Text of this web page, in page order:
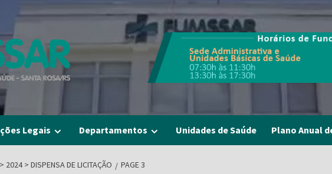
Legais Departamentos Unidades de Saúde Plano Anual
2024 > DISPENSA DE LICITAÇÃO PAGE 3